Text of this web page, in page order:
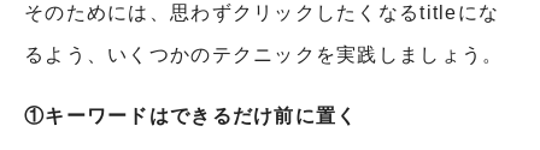
そのためには、思わずクリックしたくなるtitleにな
るよう、いくつかのテクニックを実践しましょう。
①キーワードはできるだけ前に置く